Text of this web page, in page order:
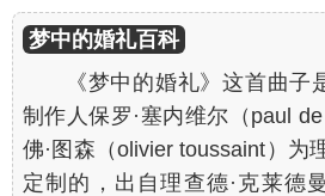
梦中的婚礼百科
《梦中的婚礼》这首曲
制作人保罗·塞内维尔（paul
佛·图森（olivier toussaint）为
定制的，出自理查德·克莱德